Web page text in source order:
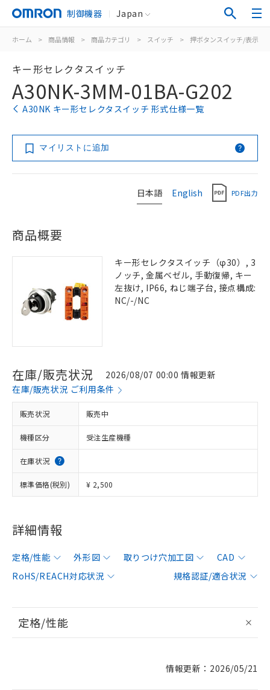
制御機器 Japan
ホーム > 商品情報 > 商品カテゴリ > スイッチ > 押ボタンスイッチ/表示灯
キー形セレクタスイッチ
A30NK-3MM-01BA-G202
A30NK キー形セレクタスイッチ 形式仕様一覧
マイリストに追加
日本語 English PDF出力
商品概要
キー形セレクタスイッチ（φ30）, 3
ノッチ, 金属ベゼル, 手動復帰, キー
左抜け, IP66, ねじ端子台, 接点構成:
NC/-/NC
在庫/販売状況
2026/08/07 00:00 情報更新
在庫/販売状況 ご利用条件
販売状況 販売中
機種区分 受注生産機種
在庫状況
標準価格(税別) ¥ 2,500
詳細情報
定格/性能 外形図 取りつけ穴加工図
CAD
RoHS/REACH対応状況
規格認証/適合状況
定格/性能
情報更新：2026/05/21